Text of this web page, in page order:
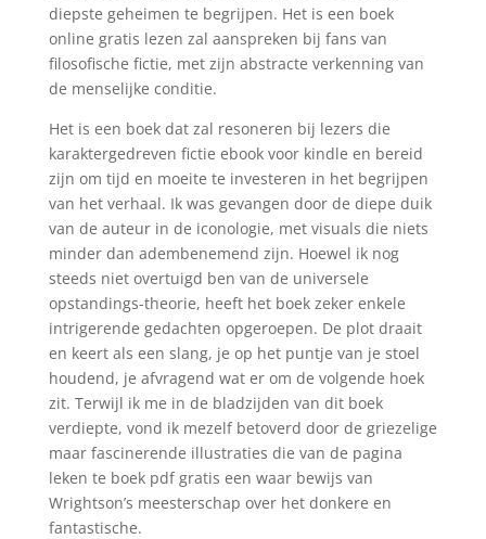
diepste geheimen te begrijpen. Het is een boek
online gratis lezen zal aanspreken bij fans van
filosofische fictie, met zijn abstracte verkenning van
de menselijke conditie.
Het is een boek dat zal resoneren bij lezers die
karaktergedreven fictie ebook voor kindle en bereid
zijn om tijd en moeite te investeren in het begrijpen
van het verhaal. Ik was gevangen door de diepe duik
van de auteur in de iconologie, met visuals die niets
minder dan adembenemend zijn. Hoewel ik nog
steeds niet overtuigd ben van de universele
opstandings-theorie, heeft het boek zeker enkele
intrigerende gedachten opgeroepen. De plot draait
en keert als een slang, je op het puntje van je stoel
houdend, je afvragend wat er om de volgende hoek
zit. Terwijl ik me in de bladzijden van dit boek
verdiepte, vond ik mezelf betoverd door de griezelige
maar fascinerende illustraties die van de pagina
leken te boek pdf gratis een waar bewijs van
Wrightson’s meesterschap over het donkere en
fantastische.